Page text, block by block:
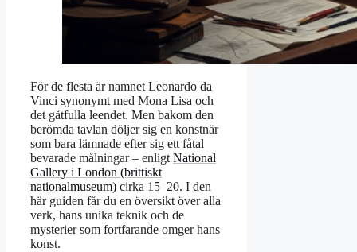
För de flesta är namnet Leonardo da
Vinci synonymt med Mona Lisa och
det gåtfulla leendet. Men bakom den
berömda tavlan döljer sig en konstnär
som bara lämnade efter sig ett fåtal
bevarade målningar – enligt National
Gallery i London (brittiskt
nationalmuseum) cirka 15–20. I den
här guiden får du en översikt över alla
verk, hans unika teknik och de
mysterier som fortfarande omger hans
konst.